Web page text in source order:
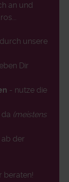
an und
unsere
Dir
- nutze die
(meistens
ab der
beraten!